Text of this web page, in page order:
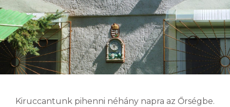
Kiruccantunk pihenni néhány napra az Őrségbe.